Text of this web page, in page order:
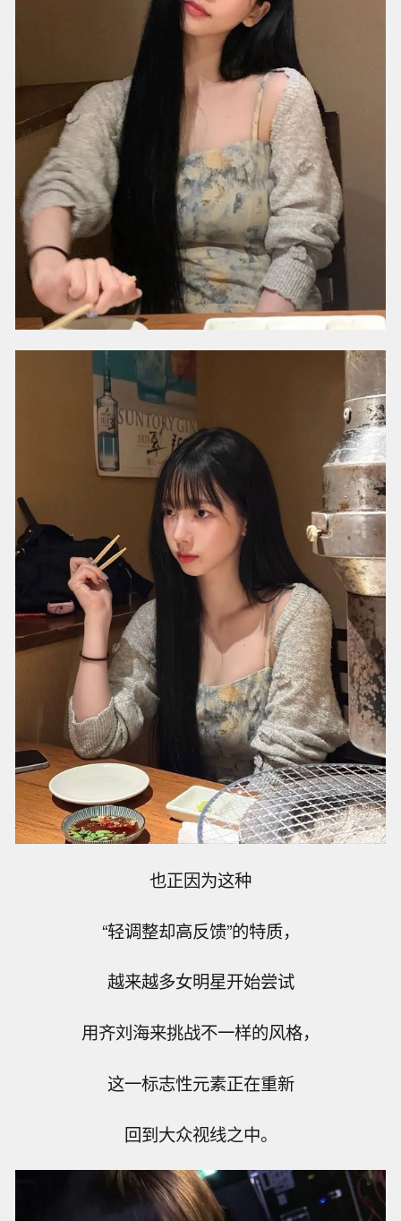
也正因为这种
“轻调整却高反馈”的特质，
越来越多女明星开始尝试
用齐刘海来挑战不一样的风格，
这一标志性元素正在重新
回到大众视线之中。